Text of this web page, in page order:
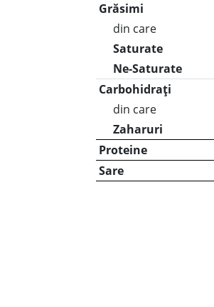
Grăsimi
din care
Saturate
Ne-Saturate
Carbohidrați
din care
Zaharuri
Proteine
Sare